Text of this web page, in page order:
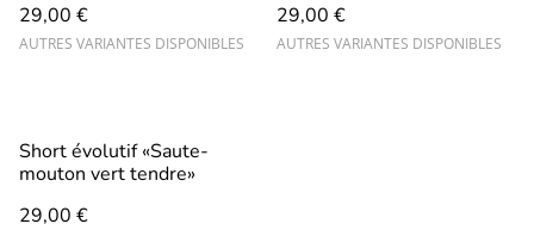
29,00 €
AUTRES VARIANTES DISPONIBLES
29,00 €
AUTRES VARIANTES DISPONIBLES
Short évolutif «Saute-
mouton vert tendre»
29,00 €